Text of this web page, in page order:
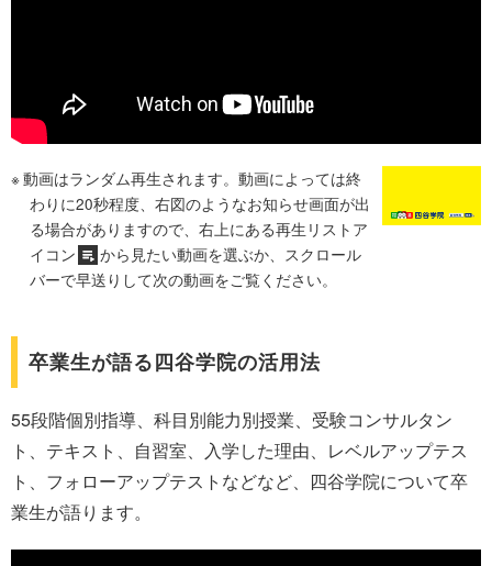
動画はランダム再生されます。動画によっては終
わりに20秒程度、右図のようなお知らせ画面が出
る場合がありますので、右上にある再生リストア
イコン
から見たい動画を選ぶか、スクロール
バーで早送りして次の動画をご覧ください。
卒業生が語る四谷学院の活用法
55段階個別指導、科目別能力別授業、受験コンサルタン
ト、テキスト、自習室、入学した理由、レベルアップテス
ト、フォローアップテストなどなど、四谷学院について卒
業生が語ります。